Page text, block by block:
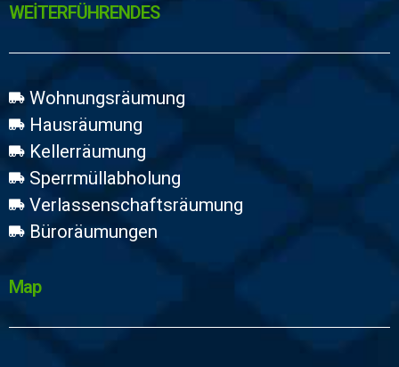
WEİTERFÜHRENDES
Wohnungsräumung
Hausräumung
Kellerräumung
Sperrmüllabholung
Verlassenschaftsräumung
Büroräumungen
Map